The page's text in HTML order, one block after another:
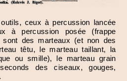
ceux à percussion lancée
à percussion posée (frappe
sont des marteaux (et non des
têtu, le marteau taillant, la
ou smille), le marteau grain
des ciseaux, gouges,